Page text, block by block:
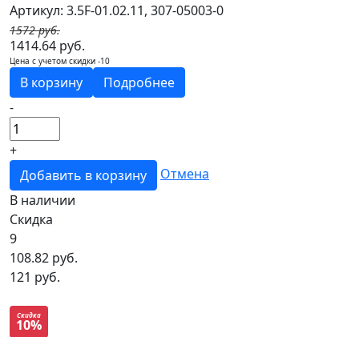
Артикул: 3.5F-01.02.11, 307-05003-0
1572 руб.
1414.64 руб.
Цена с учетом скидки -10
В корзину
Подробнее
-
+
Добавить в корзину
Отмена
В наличии
Скидка
9
108.82 руб.
121 руб.
Скидка
10%